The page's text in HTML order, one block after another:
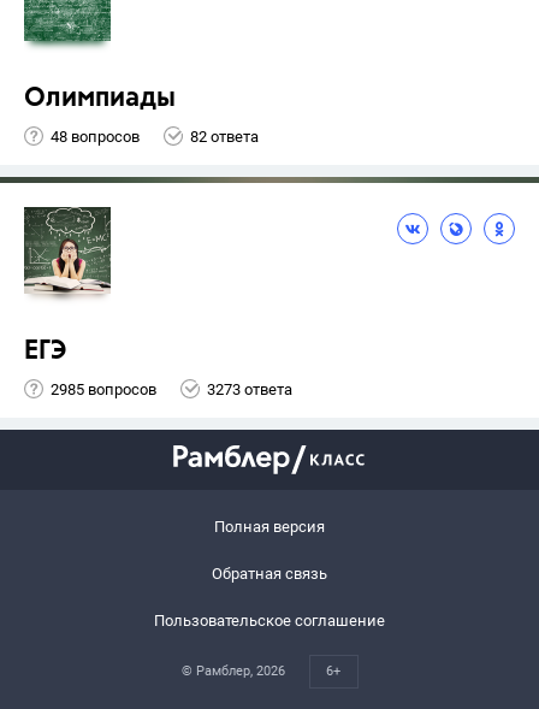
Олимпиады
48 вопросов 82 ответа
ЕГЭ
2985 вопросов 3273 ответа
Полная версия
Обратная связь
Пользовательское соглашение
© Рамблер, 2026 6+